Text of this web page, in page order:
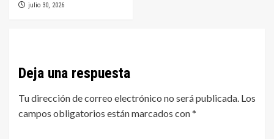
julio 30, 2026
Deja una respuesta
Tu dirección de correo electrónico no será publicada. Los
campos obligatorios están marcados con*